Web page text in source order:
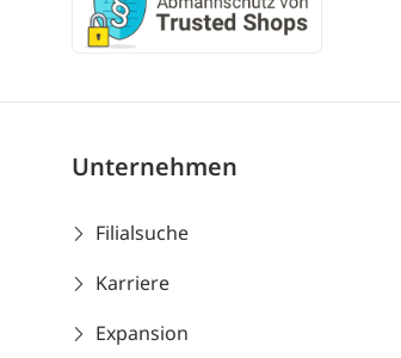
Unternehmen
Filialsuche
Karriere
Expansion